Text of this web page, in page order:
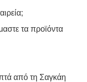
τα προϊόντα
από τη Σαγκάη